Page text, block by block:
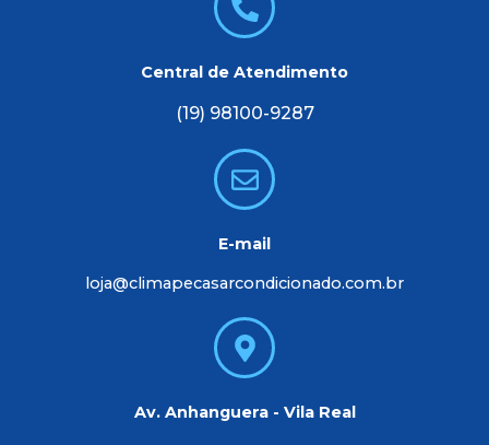
Central de Atendimento
(19) 98100-9287
E-mail
loja@climapecasarcondicionado.com.br
Av. Anhanguera - Vila Real